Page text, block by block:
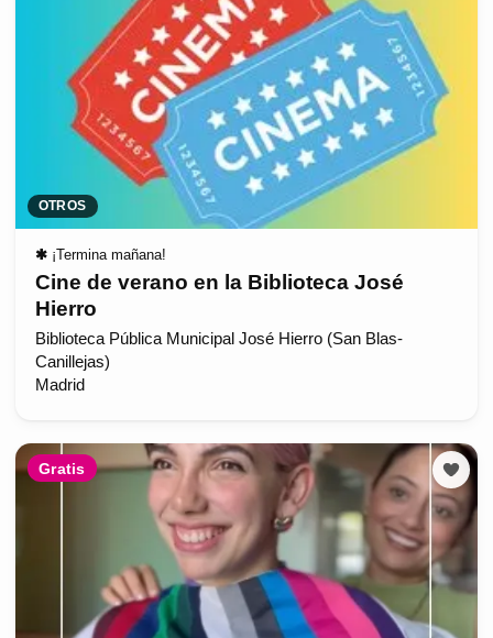
OTROS
✱ ¡Termina mañana!
Cine de verano en la Biblioteca José
Hierro
Biblioteca Pública Municipal José Hierro (San Blas-
Canillejas)
Madrid
Gratis